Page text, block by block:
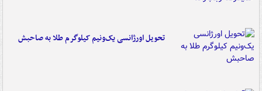
تحویل اورژانسی یک‌ونیم کیلوگرم طلا به صاحبش